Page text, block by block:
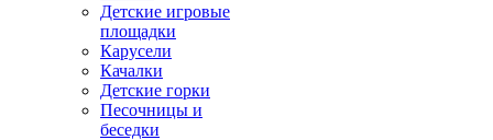
Детские игровые
площадки
Карусели
Качалки
Детские горки
Песочницы и
беседки